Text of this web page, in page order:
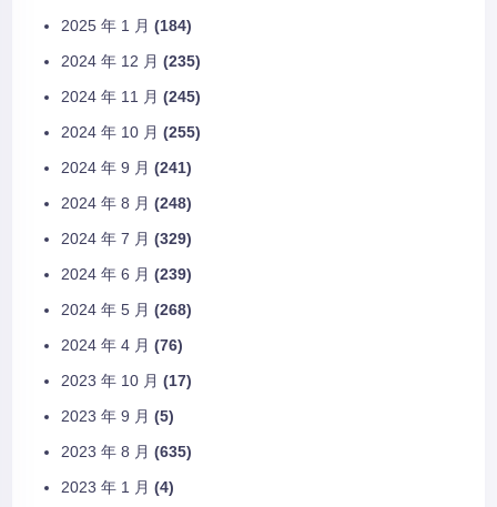
2025 年 1 月 (184)
2024 年 12 月 (235)
2024 年 11 月 (245)
2024 年 10 月 (255)
2024 年 9 月 (241)
2024 年 8 月 (248)
2024 年 7 月 (329)
2024 年 6 月 (239)
2024 年 5 月 (268)
2024 年 4 月 (76)
2023 年 10 月 (17)
2023 年 9 月 (5)
2023 年 8 月 (635)
2023 年 1 月 (4)